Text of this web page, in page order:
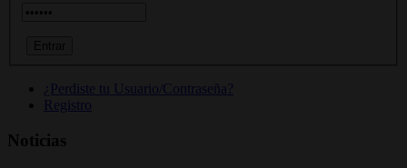
¿Perdiste tu Usuario/Contraseña?
Registro
Noticias